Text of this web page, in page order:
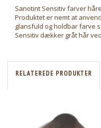
Sanotint Sensitiv farver
Produktet er nemt at
glansfuld og holdbar farve
Sensitiv dækker gråt hår
RELATEREDE PRODUKTER